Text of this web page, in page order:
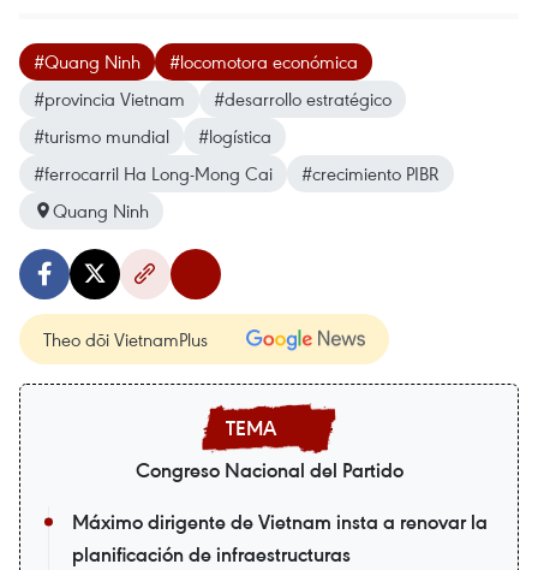
#Quang Ninh
#locomotora económica
#provincia Vietnam
#desarrollo estratégico
#turismo mundial
#logística
#ferrocarril Ha Long-Mong Cai
#crecimiento PIBR
Quang Ninh
Theo dõi VietnamPlus
Congreso Nacional del Partido
Máximo dirigente de Vietnam insta a renovar la
planificación de infraestructuras